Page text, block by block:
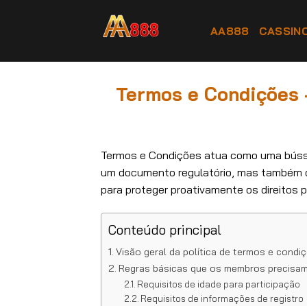
AA888
Termos e
Termos e Condições atua como uma
um documento regulatório, mas
para proteger proativamente os direitos
Conteúdo principal
Visão geral da política de termos e
Regras básicas que os membros
Requisitos de idade para participação
Requisitos de informações de registro